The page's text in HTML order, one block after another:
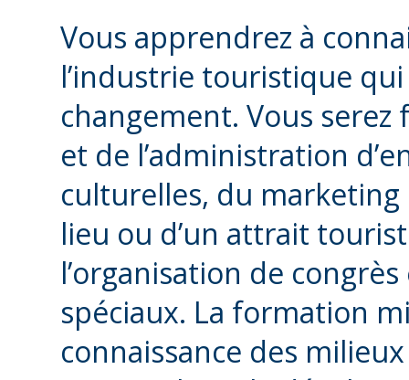
Vous apprendrez à
l’industrie touristique
changement. Vous
et de l’administration
culturelles, du marketing
lieu ou d’un attrait
l’organisation de
spéciaux. La formation
connaissance des